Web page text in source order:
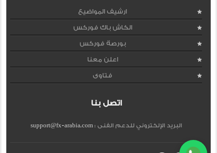
ارشيف المواضيع
الكاش باك فوركس
بورصة فوركس
اعلن معنا
فتاوى
اتصل بنا
البريد الإلكتروني للدعم الفنى :support@fx-arabia.com